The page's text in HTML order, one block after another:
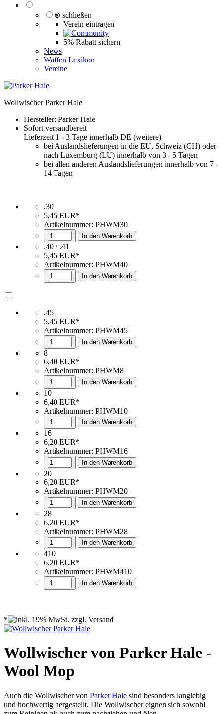
⊗ schließen
Verein eintragen
5% Rabatt sichern
News
Waffen Lexikon
Vereine
Wollwischer Parker Hale
Hersteller: Parker Hale
Sofort versandbereit
Lieferzeit 1 - 3 Tage innerhalb DE (weitere)
bei Auslandslieferungen in die EU, Schweiz (CH) oder
nach Luxemburg (LU) innerhalb von 3 - 5 Tagen
bei allen anderen Auslandslieferungen innerhalb von 7 -
14 Tagen
.30
5,45 EUR*
Artikelnummer: PHWM30
In den Warenkorb
.40 / .41
5,45 EUR*
Artikelnummer: PHWM40
In den Warenkorb
.45
5,45 EUR*
Artikelnummer: PHWM45
In den Warenkorb
8
6,40 EUR*
Artikelnummer: PHWM8
In den Warenkorb
10
6,40 EUR*
Artikelnummer: PHWM10
In den Warenkorb
16
6,20 EUR*
Artikelnummer: PHWM16
In den Warenkorb
20
6,20 EUR*
Artikelnummer: PHWM20
In den Warenkorb
28
6,20 EUR*
Artikelnummer: PHWM28
In den Warenkorb
410
6,20 EUR*
Artikelnummer: PHWM410
In den Warenkorb
*
Wollwischer von Parker Hale -
Wool Mop
Auch die Wollwischer von Parker Hale sind besonders langlebig
und hochwertig hergestellt. Die Wollwischer eignen sich sowohl